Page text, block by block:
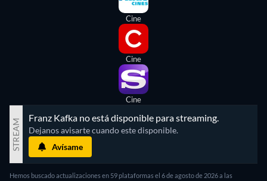
Cine
Cine
Cine
STREAM Franz Kafka no está disponible para streaming.
Dejanos avisarte cuando este disponible.
Avísame
Hemos buscado actualizaciones en 59plataformas el 6 de agosto de 2026a las